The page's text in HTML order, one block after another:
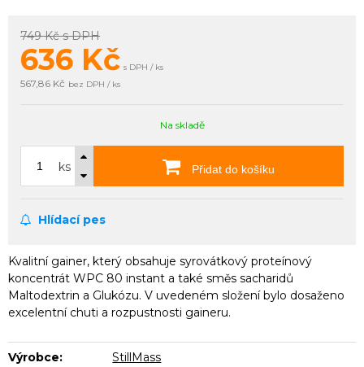
749 Kčs DPH
636 Kč s DPH / ks
567,86 Kč bez DPH / ks
Na skladě
ks Přidat do košíku
Hlídací pes
Kvalitní gainer, který obsahuje syrovátkový proteínový
koncentrát WPC 80 instant a také směs sacharidů
Maltodextrin a Glukózu. V uvedeném složení bylo dosaženo
excelentní chuti a rozpustnosti gaineru.
Výrobce: StillMass